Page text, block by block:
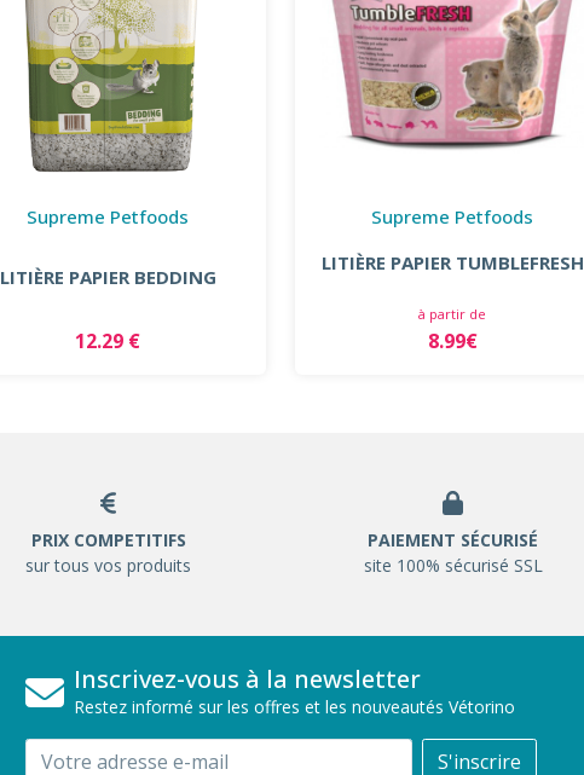
Supreme Petfoods
LITIÈRE PAPIER BEDDING
12.29 €
Supreme Petfoods
LITIÈRE PAPIER TUMBLEFRESH
à partir de
8.99€
PRIX COMPETITIFS
sur tous vos produits
PAIEMENT SÉCURISÉ
site 100% sécurisé SSL
Inscrivez-vous à la newsletter
Restez informé sur les offres et les nouveautés Vétorino
Email S'inscrire